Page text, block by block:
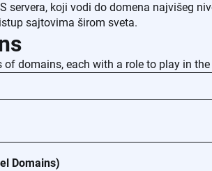
servera, koji vodi do domena najvišeg
sajtovima širom sveta.
domains, each with a role to play in
Domains)